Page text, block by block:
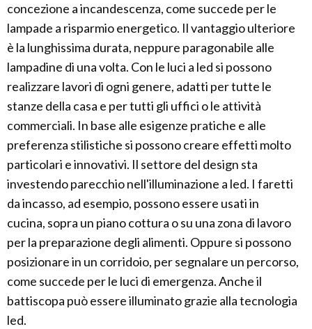
concezione a incandescenza, come succede per le
lampade a risparmio energetico. Il vantaggio ulteriore
è la lunghissima durata, neppure paragonabile alle
lampadine di una volta. Con le luci a led si possono
realizzare lavori di ogni genere, adatti per tutte le
stanze della casa e per tutti gli uffici o le attività
commerciali. In base alle esigenze pratiche e alle
preferenza stilistiche si possono creare effetti molto
particolari e innovativi. Il settore del design sta
investendo parecchio nell'illuminazione a led. I faretti
da incasso, ad esempio, possono essere usati in
cucina, sopra un piano cottura o su una zona di lavoro
per la preparazione degli alimenti. Oppure si possono
posizionare in un corridoio, per segnalare un percorso,
come succede per le luci di emergenza. Anche il
battiscopa può essere illuminato grazie alla tecnologia
led.